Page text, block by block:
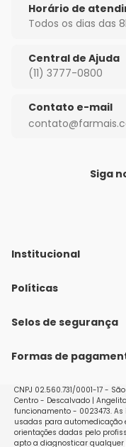
Horário de
Todos os dias das
Central de Ajuda
(11) 3777-0800
Contato e-mail
Siga
Institucional
Quem Somos
Nossas lojas
Políticas
Política de Envio
Políticas de Trocas e
Selos de segurança
Formas de
CNPJ 02.560.731/0001-17 -
Centro - Descalvado |
funcionamento - 0023473.
usadas para automedicação
orientações dadas pelo
apto a diagnosticar qualquer